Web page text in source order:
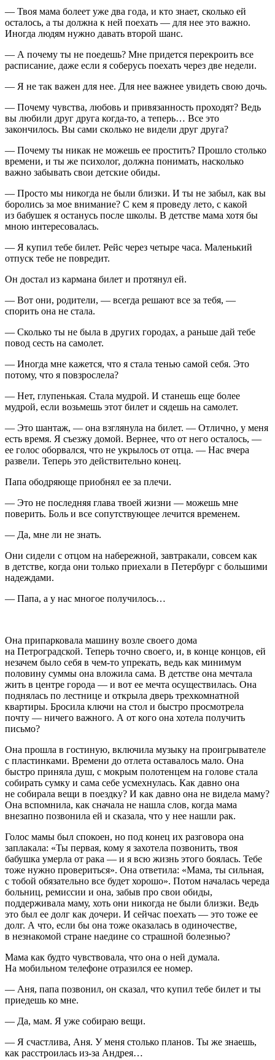
— Твоя мама болеет уже два года, и кто знает, сколько ей
осталось, а ты должна к ней поехать — для нее это важно.
Иногда людям нужно давать второй шанс.
— А почему ты не поедешь? Мне придется перекроить все
расписание, даже если я соберусь поехать через две недели.
— Я не так важен для нее. Для нее важнее увидеть свою дочь.
— Почему чувства, любовь и привязанность проходят? Ведь
вы любили друг друга когда-то, а теперь… Все это
закончилось. Вы сами сколько не видели друг друга?
— Почему ты никак не можешь ее простить? Прошло столько
времени, и ты же психолог, должна понимать, насколько
важно забывать свои детские обиды.
— Просто мы никогда не были близки. И ты не забыл, как вы
боролись за мое внимание? С кем я проведу лето, с какой
из бабушек я останусь после школы. В детстве мама хотя бы
мною интересовалась.
— Я купил тебе билет. Рейс через четыре часа. Маленький
отпуск тебе не повредит.
Он достал из кармана билет и протянул ей.
— Вот они, родители, — всегда решают все за тебя, —
спорить она не стала.
— Сколько ты не была в других городах, а раньше дай тебе
повод сесть на самолет.
— Иногда мне кажется, что я стала тенью самой себя. Это
потому, что я повзрослела?
— Нет, глупенькая. Стала мудрой. И станешь еще более
мудрой, если возьмешь этот билет и сядешь на самолет.
— Это шантаж, — она взглянула на билет. — Отлично, у меня
есть время. Я съезжу домой. Вернее, что от него осталось, —
ее голос оборвался, что не укрылось от отца. — Нас вчера
развели. Теперь это действительно конец.
Папа ободряюще приобнял ее за плечи.
— Это не последняя глава твоей жизни — можешь мне
поверить. Боль и все сопутствующее лечится временем.
— Да, мне ли не знать.
Они сидели с отцом на набережной, завтракали, совсем как
в детстве, когда они только приехали в Петербург с большими
надеждами.
— Папа, а у нас многое получилось…
Она припарковала машину возле своего дома
на Петроградской. Теперь точно своего, и, в конце концов, ей
незачем было себя в чем-то упрекать, ведь как минимум
половину суммы она вложила сама. В детстве она мечтала
жить в центре города — и вот ее мечта осуществилась. Она
поднялась по лестнице и открыла дверь трехкомнатной
квартиры. Бросила ключи на стол и быстро просмотрела
почту — ничего важного. А от кого она хотела получить
письмо?
Она прошла в гостиную, включила музыку на проигрывателе
с пластинками. Времени до отлета оставалось мало. Она
быстро приняла душ, с мокрым полотенцем на голове стала
собирать сумку и сама себе усмехнулась. Как давно она
не собирала вещи в поездку? И как давно она не видела маму?
Она вспомнила, как сначала не нашла слов, когда мама
внезапно позвонила ей и сказала, что у нее нашли рак.
Голос мамы был спокоен, но под конец их разговора она
заплакала: «Ты первая, кому я захотела позвонить, твоя
бабушка умерла от рака — и я всю жизнь этого боялась. Тебе
тоже нужно провериться». Она ответила: «Мама, ты сильная,
с тобой обязательно все будет хорошо». Потом началась череда
больниц, ремиссии и она, забыв про свои обиды,
поддерживала маму, хоть они никогда не были близки. Ведь
это был ее долг как дочери. И сейчас поехать — это тоже ее
долг. А что, если бы она тоже оказалась в одиночестве,
в незнакомой стране наедине со страшной болезнью?
Мама как будто чувствовала, что она о ней думала.
На мобильном телефоне отразился ее номер.
— Аня, папа позвонил, он сказал, что купил тебе билет и ты
приедешь ко мне.
— Да, мам. Я уже собираю вещи.
— Я счастлива, Аня. У меня столько планов. Ты же знаешь,
как расстроилась из-за Андрея…